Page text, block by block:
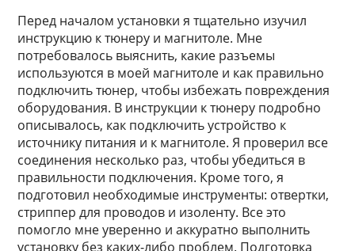
Перед началом установки я тщательно изучил
инструкцию к тюнеру и магнитоле. Мне
потребовалось выяснить, какие разъемы
используются в моей магнитоле и как правильно
подключить тюнер, чтобы избежать повреждения
оборудования. В инструкции к тюнеру подробно
описывалось, как подключить устройство к
источнику питания и к магнитоле. Я проверил все
соединения несколько раз, чтобы убедиться в
правильности подключения. Кроме того, я
подготовил необходимые инструменты: отвертки,
стриппер для проводов и изоленту. Все это
помогло мне уверенно и аккуратно выполнить
установку без каких-либо проблем. Подготовка